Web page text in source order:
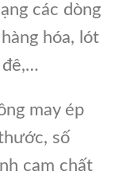
các dòng
hóa, lót
đê,…
may ép
số
cam chất